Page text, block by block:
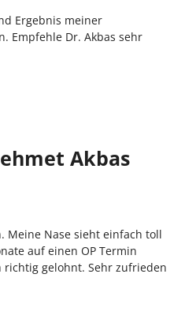
Ergebnis meiner
Empfehle Dr. Akbas sehr
Akbas
Meine Nase sieht einfach toll
auf einen OP Termin
gelohnt. Sehr zufrieden